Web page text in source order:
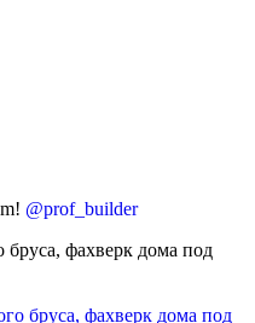
@prof_builder
бруса, фахверк дома под